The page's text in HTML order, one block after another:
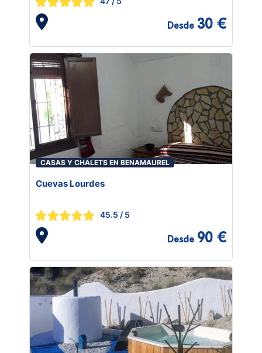
Desde 30 €
CASAS Y CHALETS EN BENAMAUREL
Cuevas Lourdes
45.5 / 5
Desde 90 €